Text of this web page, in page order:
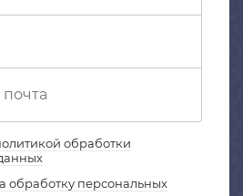
обработки
обработку персональных